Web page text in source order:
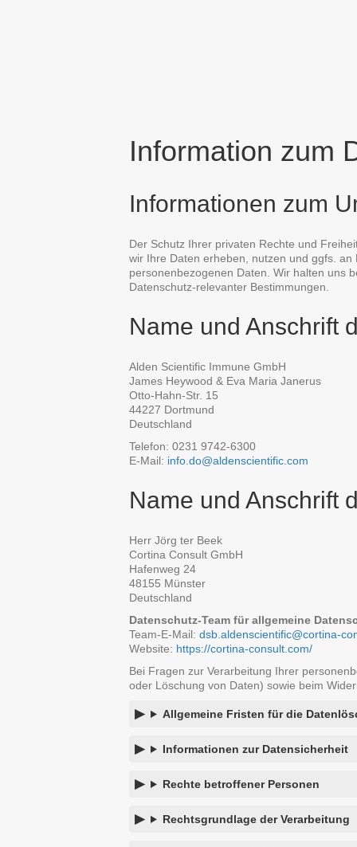
Information zum
Informationen zum
Der Schutz Ihrer privaten Rechte und
wir Ihre Daten erheben, nutzen und ggfs.
personenbezogenen Daten. Wir halten uns
Datenschutz-relevanter Bestimmungen.
Name und Anschrift
Alden Scientific Immune GmbH
James Heywood & Eva Maria Janerus
Otto-Hahn-Str. 15
44227 Dortmund
Deutschland
Telefon: 0231 9742-6300
E-Mail: info.do@aldenscientific.com
Name und Anschrift
Herr Jörg ter Beek
Cortina Consult GmbH
Hafenweg 24
48155 Münster
Deutschland
Datenschutz-Team für allgemeine
Team-E-Mail: dsb.aldenscientific@cortina-
Website: https://cortina-consult.com/
Bei Fragen zur Verarbeitung Ihrer
oder Löschung von Daten) sowie beim
Allgemeine Fristen für die
Informationen zur Datensicherheit
Rechte betroffener Personen
Rechtsgrundlage der Verarbeitung